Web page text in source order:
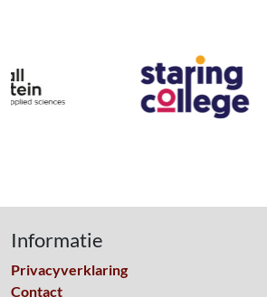
Informatie
Privacyverklaring
Contact